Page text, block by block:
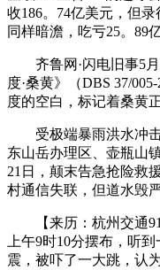
收186。74亿美元，但
同样暗澹，吃亏25。89
齐鲁网·闪电旧事5月
度·桑黄》（DBS 37/
度的空白，标记着桑黄
受极端暴雨洪水冲击
东山岳办理区、壶瓶山
21日，颠末告急抢险救
村通信失联，但道水毁
【来历：杭州交通
上午9时10分摆布，听
震，被吓了一大跳，认